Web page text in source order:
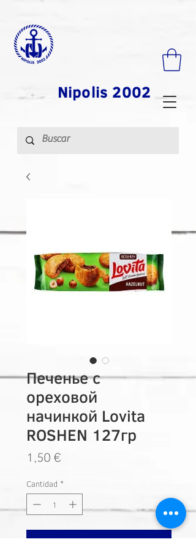
Nipolis 2002
Печенье с
ореховой
начинкой Lovita
ROSHEN 127гр
1,50 €
Cantidad *
Añadir a carrito